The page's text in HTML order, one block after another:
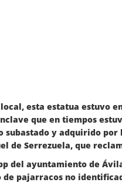
esta estatua estuvo
que en tiempos
y adquirido por
de Serrezuela, que
del ayuntamiento de
pajarracos no